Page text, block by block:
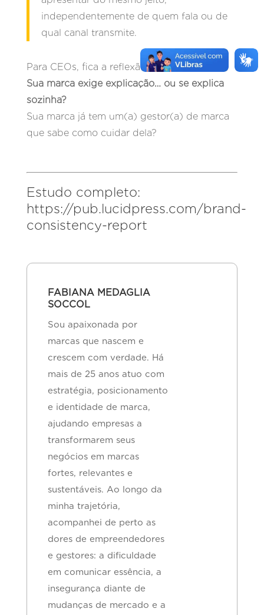
independentemente de quem fala ou de
qual canal transmite.
Para CEOs, fica a reflexão estratégica:
Sua marca exige explicação… ou se explica
sozinha?
Sua marca já tem um(a) gestor(a) de marca
que sabe como cuidar dela?
Estudo completo:
https://pub.lucidpress.com/brand-
consistency-report
FABIANA MEDAGLIA
SOCCOL
Sou apaixonada por
marcas que nascem e
crescem com verdade. Há
mais de 25 anos atuo com
estratégia, posicionamento
e identidade de marca,
ajudando empresas a
transformarem seus
negócios em marcas
fortes, relevantes e
sustentáveis. Ao longo da
minha trajetória,
acompanhei de perto as
dores de empreendedores
e gestores: a dificuldade
em comunicar essência, a
insegurança diante de
mudanças de mercado e a